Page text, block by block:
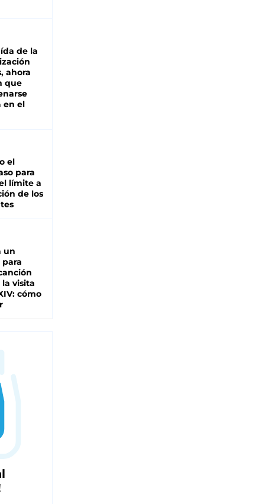
de la
ahora
que
en el
el
para
límite a
de los
un
para
visita
cómo